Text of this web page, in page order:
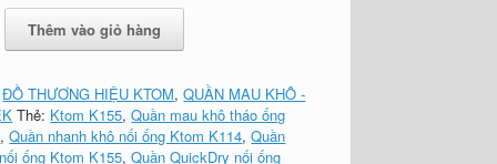
Thêm vào giỏ hàng
ĐỒ THƯƠNG HIỆU KTOM,QUẦN MAU KHÔ -
Thẻ: Ktom K155,Quần mau khô tháo ống
,Quần nhanh khô nối ống Ktom K114,Quần
ống Ktom K155,Quần QuickDry nối ống